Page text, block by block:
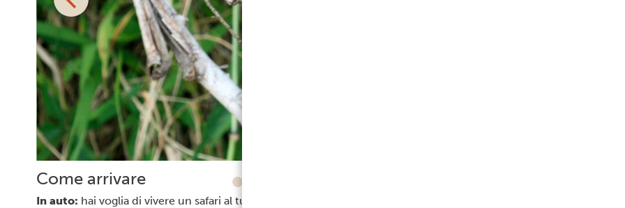
Come arrivare
In auto: hai voglia di vivere un safari al tuo ritmo, in totale autonomia? Perfetto! Questo parco